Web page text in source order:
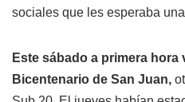
sociales que les esperaba
Este sábado a primera hora
Bicentenario de San Juan,